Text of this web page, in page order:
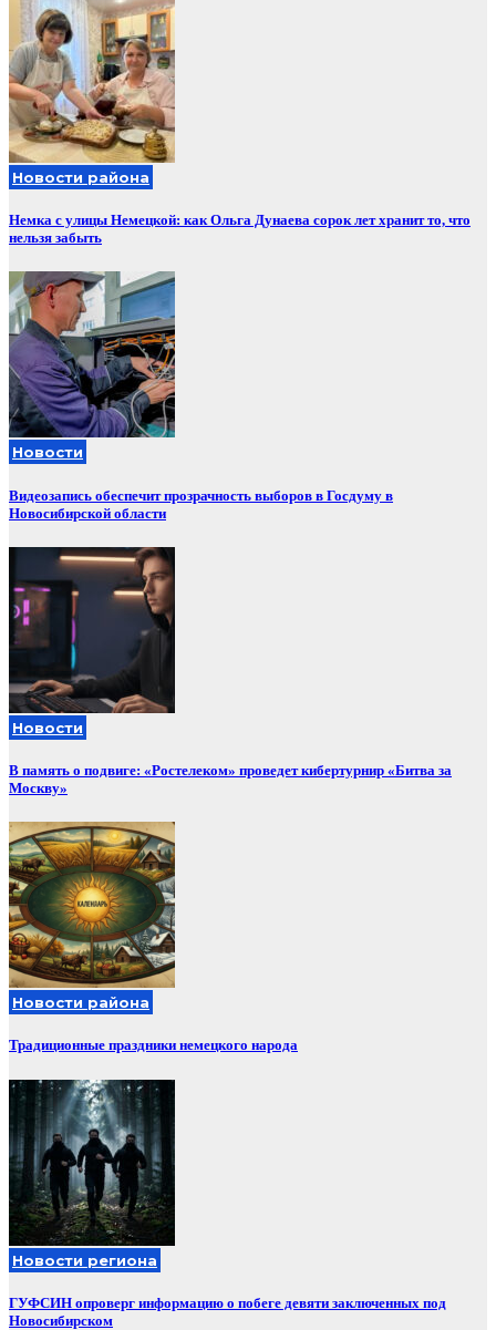
Новости района
Немка с улицы Немецкой: как Ольга Дунаева сорок лет хранит то, что
нельзя забыть
Новости
Видеозапись обеспечит прозрачность выборов в Госдуму в
Новосибирской области
Новости
В память о подвиге: «Ростелеком» проведет кибертурнир «Битва за
Москву»
Новости района
Традиционные праздники немецкого народа
Новости региона
ГУФСИН опроверг информацию о побеге девяти заключенных под
Новосибирском